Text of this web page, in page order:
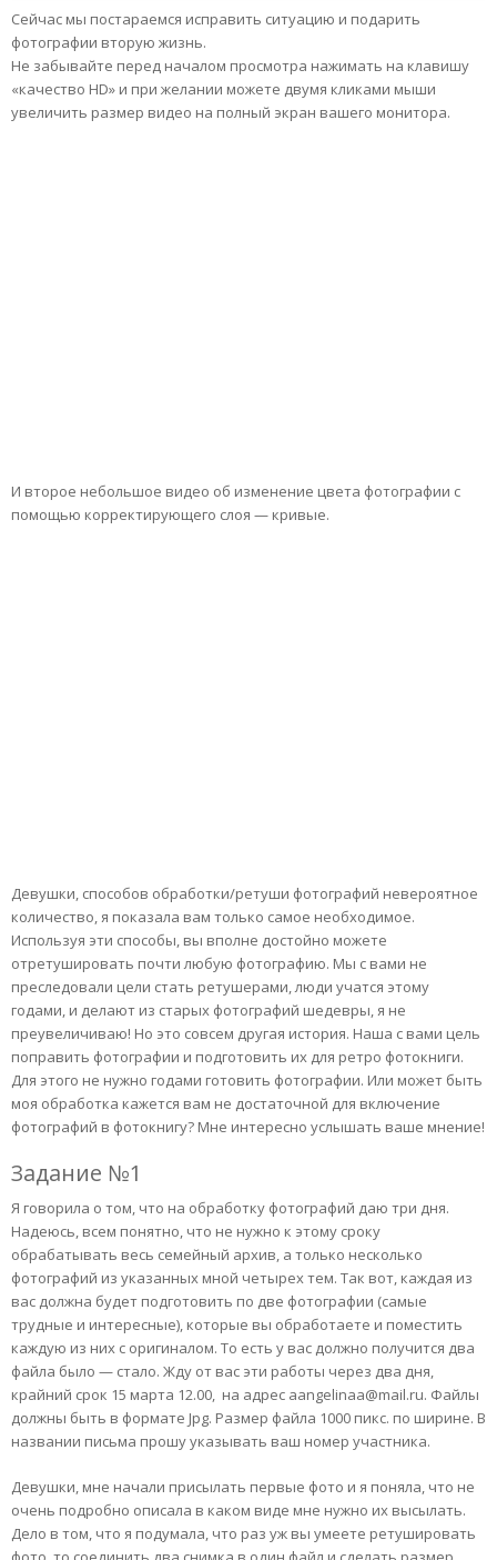
Сейчас мы постараемся исправить ситуацию и подарить
фотографии вторую жизнь.
Не забывайте перед началом просмотра нажимать на клавишу
«качество HD» и при желании можете двумя кликами мыши
увеличить размер видео на полный экран вашего монитора.
И второе небольшое видео об изменение цвета фотографии с
помощью корректирующего слоя — кривые.
Девушки, способов обработки/ретуши фотографий невероятное
количество, я показала вам только самое необходимое.
Используя эти способы, вы вполне достойно можете
отретушировать почти любую фотографию. Мы с вами не
преследовали цели стать ретушерами, люди учатся этому
годами, и делают из старых фотографий шедевры, я не
преувеличиваю! Но это совсем другая история. Наша с вами цель
поправить фотографии и подготовить их для ретро фотокниги.
Для этого не нужно годами готовить фотографии. Или может быть
моя обработка кажется вам не достаточной для включение
фотографий в фотокнигу? Мне интересно услышать ваше мнение!
Задание №1
Я говорила о том, что на обработку фотографий даю три дня.
Надеюсь, всем понятно, что не нужно к этому сроку
обрабатывать весь семейный архив, а только несколько
фотографий из указанных мной четырех тем. Так вот, каждая из
вас должна будет подготовить по две фотографии (самые
трудные и интересные), которые вы обработаете и поместить
каждую из них с оригиналом. То есть у вас должно получится два
файла было — стало. Жду от вас эти работы через два дня,
крайний срок 15 марта 12.00, на адрес aangelinaa@mail.ru. Файлы
должны быть в формате Jpg. Размер файла 1000 пикс. по ширине. В
названии письма прошу указывать ваш номер участника.
Девушки, мне начали присылать первые фото и я поняла, что не
очень подробно описала в каком виде мне нужно их высылать.
Дело в том, что я подумала, что раз уж вы умеете ретушировать